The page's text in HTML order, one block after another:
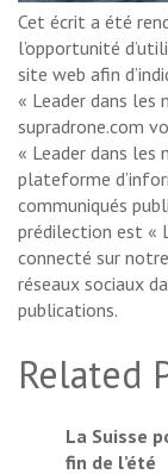
Cet écrit a été
l’opportunité
site web afin
« Leader dans
supradrone.com
« Leader dans les
plateforme
communiqués
prédilection est «
connecté sur
réseaux sociaux
publications.
Related
La Suisse
fin de l’été